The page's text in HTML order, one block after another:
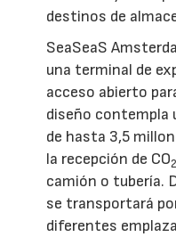
destinos de
SeaSeaS
una terminal de
acceso abierto
diseño contempla
de hasta 3,5
la recepción de CO2
camión o tubería.
se transportará
diferentes